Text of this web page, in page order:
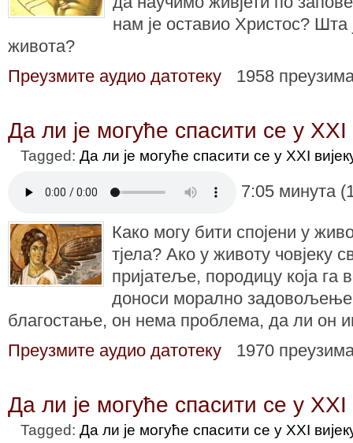
нам је оставио Христос? Шта
живота?
Преузмите аудио датотеку
1958
Да ли је могуће спасити се у XXI
Tagged: Да ли је могуће спасити се у XXI
7:05 минута
Како могу бити спојени у
тјела? Ако у животу човјеку
пријатеље, породицу која га
доноси морално задовољење
благостање, он нема проблема, да ли он
Преузмите аудио датотеку
1970
Да ли је могуће спасити се у XXI
Tagged: Да ли је могуће спасити се у XXI